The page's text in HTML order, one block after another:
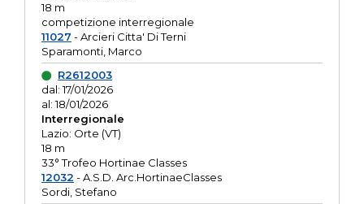
18 m
competizione interregionale
11027 - Arcieri Citta' Di Terni
Sparamonti, Marco
R2612003
dal: 17/01/2026
al: 18/01/2026
Interregionale
Lazio: Orte (VT)
18 m
33° Trofeo Hortinae Classes
12032 - A.S.D. Arc.HortinaeClasses
Sordi, Stefano